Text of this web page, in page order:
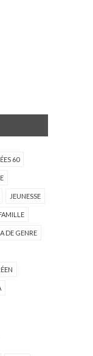
60
JEUNESSE
DE GENRE